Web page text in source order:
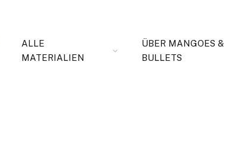
ALLE
MATERIALIEN
ÜBER MANGOES &
BULLETS